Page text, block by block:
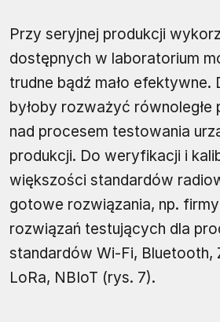
Przy seryjnej produkcji
dostępnych w laboratorium
trudne bądź mało
byłoby rozważyć równoległe
nad procesem testowania
produkcji. Do weryfikacji i
większości standardów
gotowe rozwiązania, np.
rozwiązań testujących dla
standardów Wi-Fi, Bluetooth,
LoRa, NBIoT (rys. 7).